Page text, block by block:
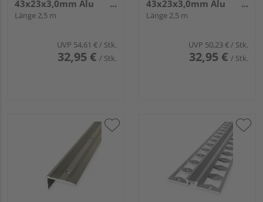
43x23x3,0mm Alu
edelstahl eloxiert
Länge 2,5 m
UVP 54,61 €/ Stk.
32,95 € / Stk.
43x23x3,0mm Alu
silber eloxiert
Länge 2,5 m
UVP 50,23 €/ Stk.
32,95 € / Stk.